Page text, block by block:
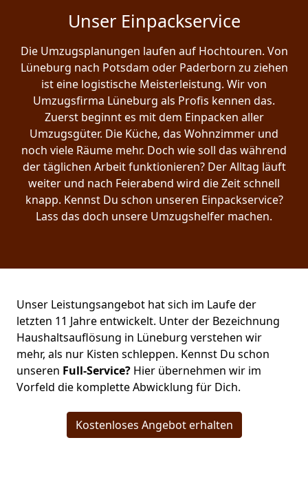
Unser Einpackservice
Die Umzugsplanungen laufen auf Hochtouren. Von
Lüneburg nach Potsdam oder Paderborn zu ziehen
ist eine logistische Meisterleistung. Wir von
Umzugsfirma Lüneburg als Profis kennen das.
Zuerst beginnt es mit dem Einpacken aller
Umzugsgüter. Die Küche, das Wohnzimmer und
noch viele Räume mehr. Doch wie soll das während
der täglichen Arbeit funktionieren? Der Alltag läuft
weiter und nach Feierabend wird die Zeit schnell
knapp. Kennst Du schon unseren Einpackservice?
Lass das doch unsere Umzugshelfer machen.
Unser Leistungsangebot hat sich im Laufe der
letzten 11 Jahre entwickelt. Unter der Bezeichnung
Haushaltsauflösung in Lüneburg verstehen wir
mehr, als nur Kisten schleppen. Kennst Du schon
unseren Full-Service? Hier übernehmen wir im
Vorfeld die komplette Abwicklung für Dich.
Kostenloses Angebot erhalten